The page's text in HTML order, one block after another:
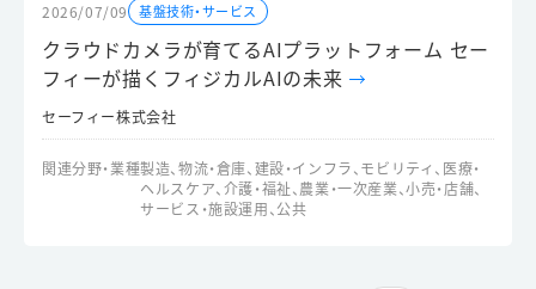
2026/07/09 基盤技術・サービス
クラウドカメラが育てるAIプラットフォーム セー
フィーが描くフィジカルAIの未来
セーフィー株式会社
関連分野・業種製造、物流・倉庫、建設・インフラ、モビリティ、医療・
ヘルスケア、介護・福祉、農業・一次産業、小売・店舗、
サービス・施設運用、公共